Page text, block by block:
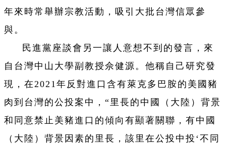
年來時常舉辦宗教活動，吸引大批台灣信眾參
與。
民進黨座談會另一讓人意想不到的發言，來
自台灣中山大學副教授佘健源。他稱自己研究發
現，在2021年反對進口含有萊克多巴胺的美國豬
肉到台灣的公投案中，“里長的中國（大陸）背景
和同意禁止美豬進口的傾向有顯著關聯，有中國
（大陸）背景因素的里長，該里在公投中投‘不同